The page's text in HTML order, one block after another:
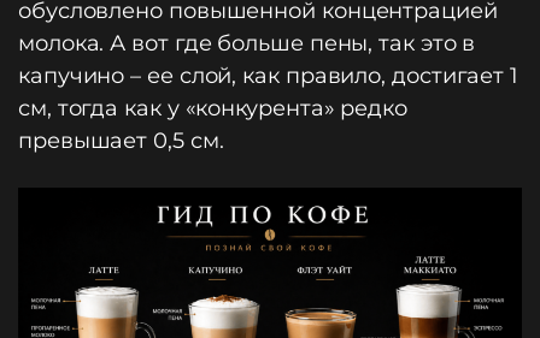
обусловлено повышенной концентрацией
молока. А вот где больше пены, так это в
капучино – ее слой, как правило, достигает 1
см, тогда как у «конкурента» редко
превышает 0,5 см.